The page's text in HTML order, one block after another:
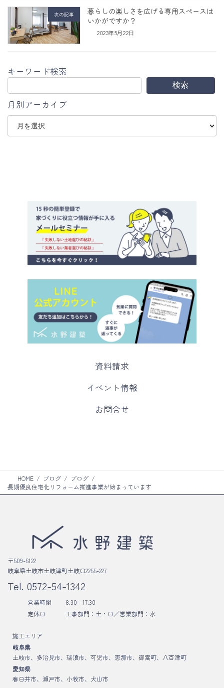
次の記事
暮らしの楽しさを広げる専用スペースは
いかがですか？
2023年5月22日
キーワード検索
検索
月別アーカイブ
ア
カ
資料請求
イベント情報
お問合せ
HOME ブログ
ブログ
長期優良住宅化リフォーム推進事業が始まっています
〒509-5122
岐阜県土岐市土岐津町土岐口2255-227
Tel. 0572-54-1342
営業時間
8:30 - 17:30
定休日
工事部門：土・日／営業部門：水
施工エリア
岐阜県
土岐市、多治見市、瑞浪市、可児市、恵那市、御嵩町、八百津町
愛知県
春日井市、瀬戸市、小牧市、犬山市